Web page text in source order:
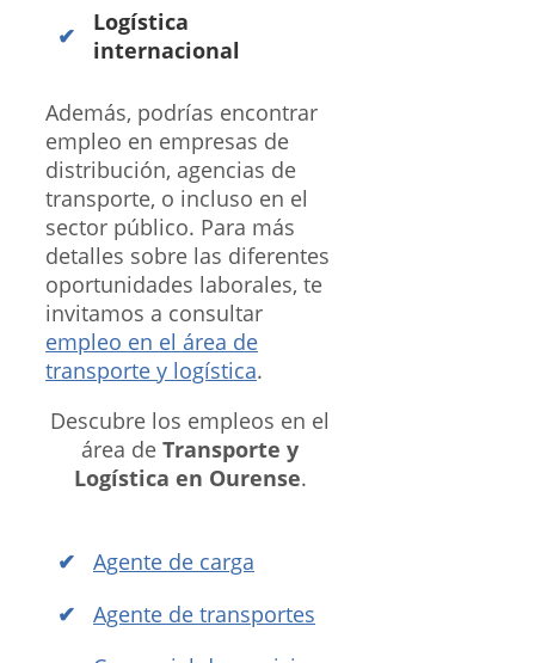
Logística
internacional
Además, podrías encontrar
empleo en empresas de
distribución, agencias de
transporte, o incluso en el
sector público. Para más
detalles sobre las diferentes
oportunidades laborales, te
invitamos a consultar
empleo en el área de
transporte y logística.
Descubre los empleos en el
área deTransporte y
Logística en Ourense.
Agente de carga
Agente de transportes